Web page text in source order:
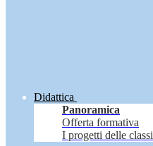
Didattica
Panoramica
Offerta formativa
I progetti delle classi